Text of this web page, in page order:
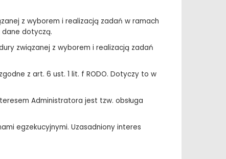
z wyborem i realizacją zadań w ramach
dane dotyczą.
związanej z wyborem i realizacją zadań
z art. 6 ust. 1 lit. f RODO. Dotyczy to w
Administratora jest tzw. obsługa
egzekucyjnymi. Uzasadniony interes